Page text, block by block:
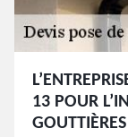
13 POUR